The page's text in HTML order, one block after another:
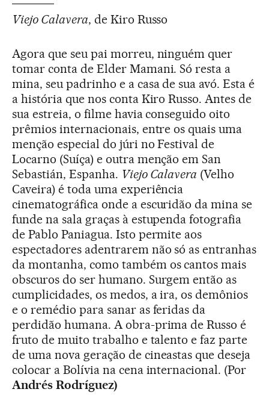
Viejo Calavera, de Kiro Russo
Agora que seu pai morreu, ninguém quer
tomar conta de Elder Mamani. Só resta a
mina, seu padrinho e a casa de sua avó. Esta é
a história que nos conta Kiro Russo. Antes de
sua estreia, o filme havia conseguido oito
prêmios internacionais, entre os quais uma
menção especial do júri no Festival de
Locarno (Suíça) e outra menção em San
Sebastián, Espanha. Viejo Calavera (Velho
Caveira) é toda uma experiência
cinematográfica onde a escuridão da mina se
funde na sala graças à estupenda fotografia
de Pablo Paniagua. Isto permite aos
espectadores adentrarem não só as entranhas
da montanha, como também os cantos mais
obscuros do ser humano. Surgem então as
cumplicidades, os medos, a ira, os demônios
e o remédio para sanar as feridas da
perdidão humana. A obra-prima de Russo é
fruto de muito trabalho e talento e faz parte
de uma nova geração de cineastas que deseja
colocar a Bolívia na cena internacional. (Por
Andrés Rodríguez)